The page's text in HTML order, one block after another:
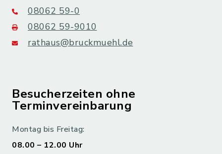
08062 59-0
08062 59-9010
rathaus@bruckmuehl.de
Besucherzeiten ohne
Terminvereinbarung
Montag bis Freitag:
08.00 – 12.00 Uhr